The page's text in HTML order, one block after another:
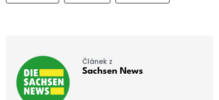
Článek z
Sachsen News